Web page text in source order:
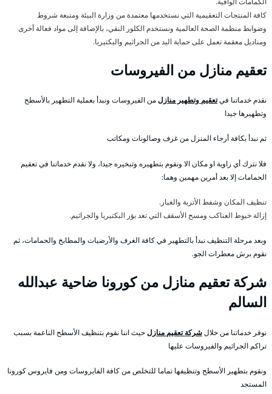
كافة المنتجات التعقيمية التي نستخدمها معتمدة من وزارة البيئة ومتبعة شروط
وضوابط منظمة الصحة العالمية ونستخدم الكلور النقي، بالإضافة إلى مواد فعالة أخرى
ومناديل معقمة تعمل على حماية اليد من الجراثيم والبكتيريا.
تعقيم منازل من الفيروسات
نقدم خدماتنا فيتعقيم وتطهير منازلمن الفيروسات ونبدأ بعملية التطهير بالأسطح
وتطهيرها جيدا
ثم نبدأ بكافة أرجاء المنزل من غرف وصالونات ومكاتب
فلا نترك أي زاوية او مكان الا ونقوم بتطهيره وتبخيره جيدا، ولا نقدم خدماتنا في تعقيم
الحمامات إلا بعد أمرين مهمين وهما:
تنظيف المكان وشفط الأتربة والغبار.
إزالة خيوط العناكب ومسح الأسقف التي تعد بؤر البكتيريا والجراثيم.
وبعد مرحلة التنظيف نبدأ بالتطهير في كافة الغرف والأرضيات والمطابخ والحمامات، ثم
نقوم برش معطرات الجو.
شركة تعقيم منازل من كورونا ضاحية عبدالله
السالم
نوفر خدماتنا من خلالشركة تعقيم منازلحيث اننا نقوم بتنظيف الأسطح الناعمة بسبب
تراكم الجراثيم والفيروسات عليها
ونقوم بتطهير الأسطح وتنظيفها تماما للتخلص من كافة الفايروسات ومن فايروس كورونا
المستجد